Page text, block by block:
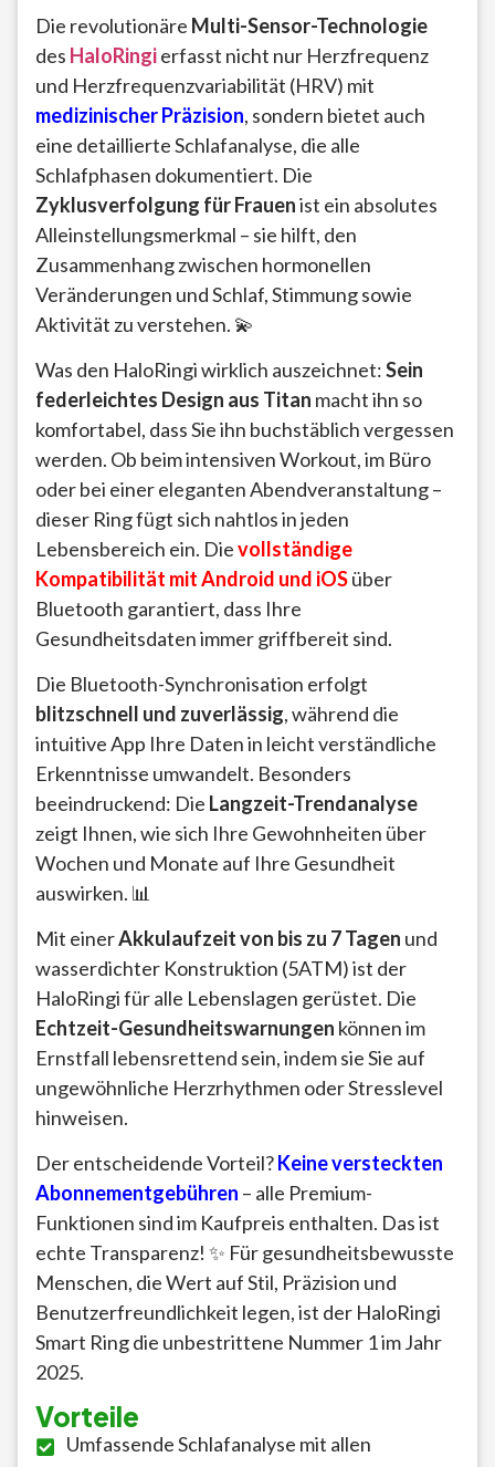
Die revolutionäre Multi-Sensor-Technologie
des HaloRingierfasst nicht nur Herzfrequenz
und Herzfrequenzvariabilität (HRV) mit
medizinischer Präzision, sondern bietet auch
eine detaillierte Schlafanalyse, die alle
Schlafphasen dokumentiert. Die
Zyklusverfolgung für Frauenist ein absolutes
Alleinstellungsmerkmal – sie hilft, den
Zusammenhang zwischen hormonellen
Veränderungen und Schlaf, Stimmung sowie
Aktivität zu verstehen. 💫
Was den HaloRingi wirklich auszeichnet:Sein
federleichtes Design aus Titan macht ihn so
komfortabel, dass Sie ihn buchstäblich vergessen
werden. Ob beim intensiven Workout, im Büro
oder bei einer eleganten Abendveranstaltung –
dieser Ring fügt sich nahtlos in jeden
Lebensbereich ein. Dievollständige
Kompatibilität mit Android und iOSüber
Bluetooth garantiert, dass Ihre
Gesundheitsdaten immer griffbereit sind.
Die Bluetooth-Synchronisation erfolgt
blitzschnell und zuverlässig, während die
intuitive App Ihre Daten in leicht verständliche
Erkenntnisse umwandelt. Besonders
beeindruckend: Die Langzeit-Trendanalyse
zeigt Ihnen, wie sich Ihre Gewohnheiten über
Wochen und Monate auf Ihre Gesundheit
auswirken. 📊
Mit einerAkkulaufzeit von bis zu 7 Tagen und
wasserdichter Konstruktion (5ATM) ist der
HaloRingi für alle Lebenslagen gerüstet. Die
Echtzeit-Gesundheitswarnungen können im
Ernstfall lebensrettend sein, indem sie Sie auf
ungewöhnliche Herzrhythmen oder Stresslevel
hinweisen.
Der entscheidende Vorteil?Keine versteckten
Abonnementgebühren – alle Premium-
Funktionen sind im Kaufpreis enthalten. Das ist
echte Transparenz! ✨ Für gesundheitsbewusste
Menschen, die Wert auf Stil, Präzision und
Benutzerfreundlichkeit legen, ist der HaloRingi
Smart Ring die unbestrittene Nummer 1 im Jahr
2025.
Vorteile
Umfassende Schlafanalyse mit allen